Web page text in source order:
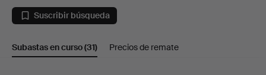
Stockholms
Auktionsverk
Suscribir búsqueda
Subastas en curso(31) Precios de remate